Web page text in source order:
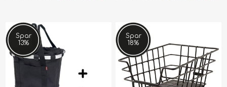
Spar
13%
Spar
18%